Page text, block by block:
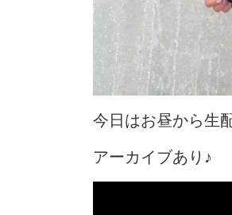
今日はお昼から生
アーカイブあり♪